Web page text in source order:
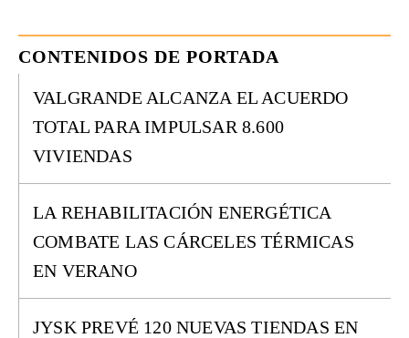
CONTENIDOS DE PORTADA
VALGRANDE ALCANZA EL ACUERDO
TOTAL PARA IMPULSAR 8.600
VIVIENDAS
LA REHABILITACIÓN ENERGÉTICA
COMBATE LAS CÁRCELES TÉRMICAS
EN VERANO
JYSK PREVÉ 120 NUEVAS TIENDAS EN